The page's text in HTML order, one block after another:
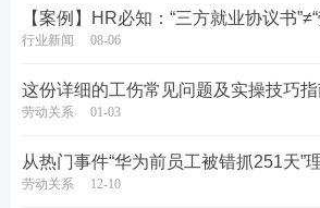
【案例】HR必知：“三方就业协议书
行业新闻 08-06
这份详细的工伤常见问题及实操技巧指
劳动关系 01-03
从热门事件“华为前员工被错抓251天”
劳动关系 12-10